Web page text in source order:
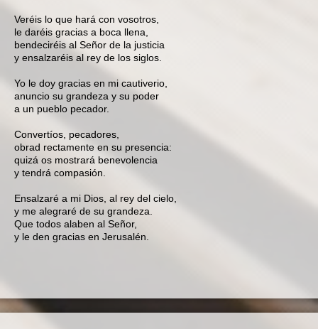
Veréis lo que hará con vosotros,
le daréis gracias a boca llena,
bendeciréis al Señor de la justicia
y ensalzaréis al rey de los siglos.
Yo le doy gracias en mi cautiverio,
anuncio su grandeza y su poder
a un pueblo pecador.
Convertíos, pecadores,
obrad rectamente en su presencia:
quizá os mostrará benevolencia
y tendrá compasión.
Ensalzaré a mi Dios, al rey del cielo,
y me alegraré de su grandeza.
Que todos alaben al Señor,
y le den gracias en Jerusalén.